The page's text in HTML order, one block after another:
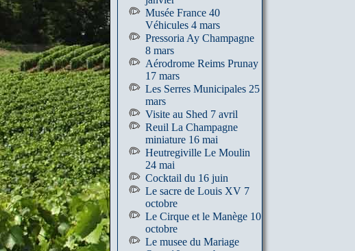
Musée France 40
Véhicules 4 mars
Pressoria Ay Champagne
8 mars
Aérodrome Reims Prunay
17 mars
Les Serres Municipales 25
mars
Visite au Shed 7 avril
Reuil La Champagne
miniature 16 mai
Heutregiville Le Moulin
24 mai
Cocktail du 16 juin
Le sacre de Louis XV 7
octobre
Le Cirque et le Manège 10
octobre
Le musee du Mariage